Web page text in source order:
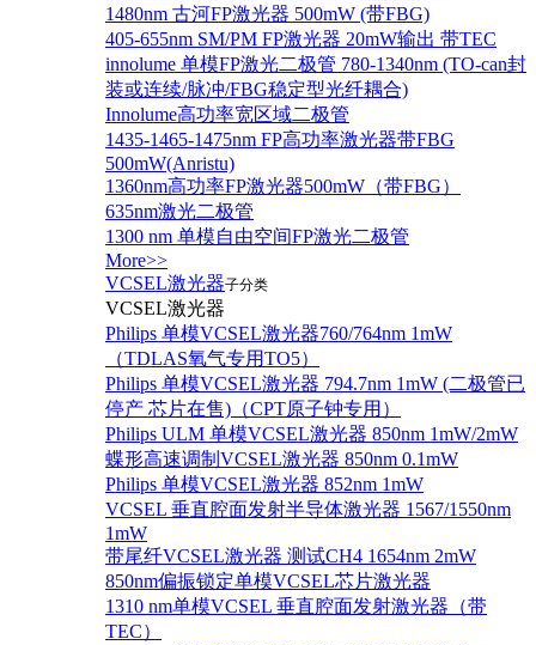
1480nm 古河FP激光器 500mW (带FBG)
405-655nm SM/PM FP激光器 20mW输出 带TEC
innolume 单模FP激光二极管 780-1340nm (TO-can封
装或连续/脉冲/FBG稳定型光纤耦合)
Innolume高功率宽区域二极管
1435-1465-1475nm FP高功率激光器带FBG
500mW(Anristu)
1360nm高功率FP激光器500mW（带FBG）
635nm激光二极管
1300 nm 单模自由空间FP激光二极管
More>>
VCSEL激光器子分类
VCSEL激光器
Philips 单模VCSEL激光器760/764nm 1mW
（TDLAS氧气专用TO5）
Philips 单模VCSEL激光器 794.7nm 1mW (二极管已
停产 芯片在售)（CPT原子钟专用）
Philips ULM 单模VCSEL激光器 850nm 1mW/2mW
蝶形高速调制VCSEL激光器 850nm 0.1mW
Philips 单模VCSEL激光器 852nm 1mW
VCSEL 垂直腔面发射半导体激光器 1567/1550nm
1mW
带尾纤VCSEL激光器 测试CH4 1654nm 2mW
850nm偏振锁定单模VCSEL芯片激光器
1310 nm单模VCSEL 垂直腔面发射激光器（带
TEC）